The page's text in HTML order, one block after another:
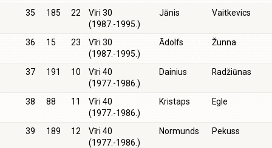
35 185 22
Vīri 30
(1987.-1995.)
Jānis Vaitkevics
36 15 23
Vīri 30
(1987.-1995.)
Ādolfs Žunna
37 191 10
Vīri 40
(1977.-1986.)
Dainius Radžiūnas
38 88 11
Vīri 40
(1977.-1986.)
Kristaps Egle
39 189 12
Vīri 40
(1977.-1986.)
Normunds Pekuss